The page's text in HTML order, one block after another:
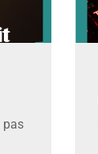
pas